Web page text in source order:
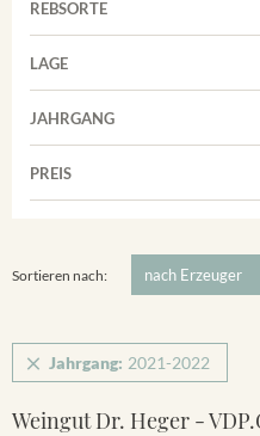
Rotwein
REBSORTE
Chardonnay
Grauburgunder
Riesling
LAGE
Achkarrer Schlossberg
Vorderer Winklerberg
Winklerberg Hinter
JAHRGANG
PREIS
Sortieren nach:
Jahrgang: 2021-2022
Weingut Dr. Heger -